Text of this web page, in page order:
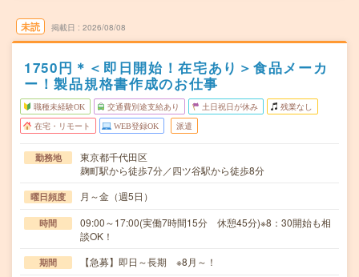
未読 掲載日 2026/08/08
1750円＊＜即日開始！在宅あり＞食品メーカ
ー！製品規格書作成のお仕事
職種未経験OK 交通費別途支給あり 土日祝日が休み 残業なし
在宅・リモート WEB登録OK 派遣
勤務地
東京都千代田区
麹町駅から徒歩7分／四ツ谷駅から徒歩8分
曜日頻度 月～金（週5日）
時間
09:00～17:00(実働7時間15分 休憩45分)※8：30開始も相
談OK！
期間 【急募】即日～長期 ※8月～！